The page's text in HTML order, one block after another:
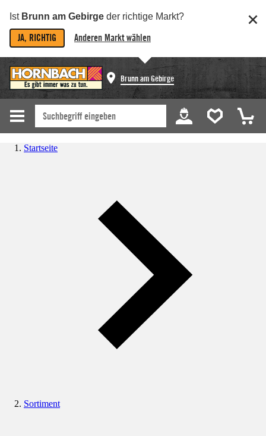
Ist Brunn am Gebirge der richtige Markt?
JA, RICHTIG Anderen Markt wählen
Brunn am Gebirge
Startseite
Sortiment